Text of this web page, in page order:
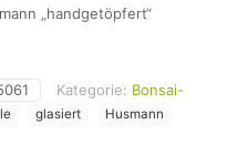
„handgetöpfert“
Kategorie: Bonsai-
glasiert Husmann